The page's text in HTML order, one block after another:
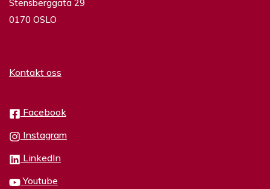
Stensberggata 29
0170 OSLO
Kontakt oss
Facebook
Instagram
LinkedIn
Youtube